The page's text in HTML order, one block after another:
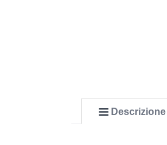
Descrizione